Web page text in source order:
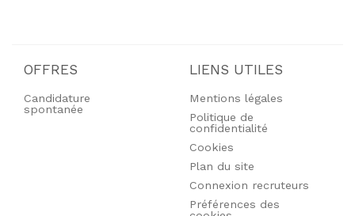
OFFRES
Candidature
spontanée
LIENS UTILES
Mentions légales
Politique de
confidentialité
Cookies
Plan du site
Connexion recruteurs
Préférences des